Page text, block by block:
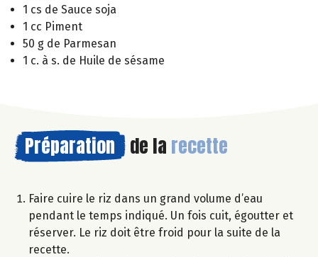
1 cs de Sauce soja
1 cc Piment
50 g de Parmesan
1 c. à s. de Huile de sésame
Préparation de la recette
Faire cuire le riz dans un grand volume d’eau
pendant le temps indiqué. Un fois cuit, égoutter et
réserver. Le riz doit être froid pour la suite de la
recette.